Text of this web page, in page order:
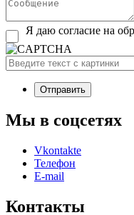
Я даю согласие на
Мы в соцсетях
Vkontakte
Телефон
E-mail
Контакты